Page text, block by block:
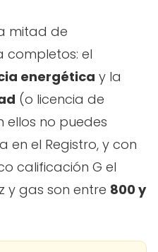
mitad de
completos: el
energética y la
(o licencia de
ellos no puedes
en el Registro, y con
calificación G el
y gas son entre 800 y